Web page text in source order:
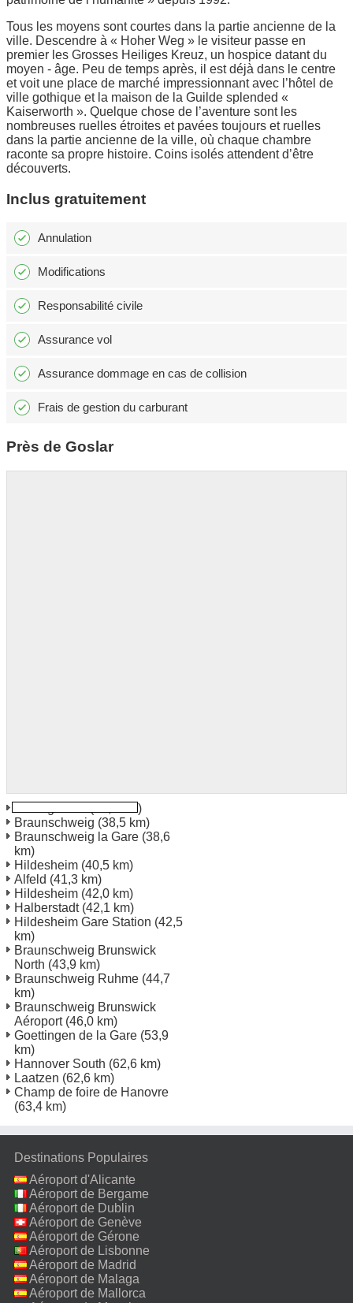
Tous les moyens sont courtes dans la partie ancienne de la
ville. Descendre à « Hoher Weg » le visiteur passe en
premier les Grosses Heiliges Kreuz, un hospice datant du
moyen - âge. Peu de temps après, il est déjà dans le centre
et voit une place de marché impressionnant avec l’hôtel de
ville gothique et la maison de la Guilde splended «
Kaiserworth ». Quelque chose de l’aventure sont les
nombreuses ruelles étroites et pavées toujours et ruelles
dans la partie ancienne de la ville, où chaque chambre
raconte sa propre histoire. Coins isolés attendent d’être
découverts.
Inclus gratuitement
Annulation
Modifications
Responsabilité civile
Assurance vol
Assurance dommage en cas de collision
Frais de gestion du carburant
Près de Goslar
(25,2 km)
Braunschweig (38,5 km)
Braunschweig la Gare (38,6
km)
Hildesheim (40,5 km)
Alfeld (41,3 km)
HiIdesheim (42,0 km)
Halberstadt(42,1 km)
Hildesheim Gare Station (42,5
km)
Braunschweig Brunswick
North (43,9 km)
Braunschweig Ruhme (44,7
km)
Braunschweig Brunswick
Aéroport(46,0 km)
Goettingen de la Gare (53,9
km)
Hannover South (62,6 km)
Laatzen (62,6 km)
Champ de foire de Hanovre
(63,4 km)
Destinations Populaires
Aéroport d'Alicante
Aéroport de Bergame
Aéroport de Dublin
Aéroport de Genève
Aéroport de Gérone
Aéroport de Lisbonne
Aéroport de Madrid
Aéroport de Malaga
Aéroport de Mallorca